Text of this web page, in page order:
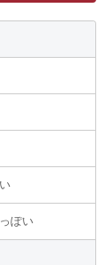
ぽい